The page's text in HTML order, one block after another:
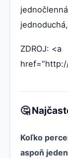
ZDROJ: <a
🤔
Koľko
aspoň